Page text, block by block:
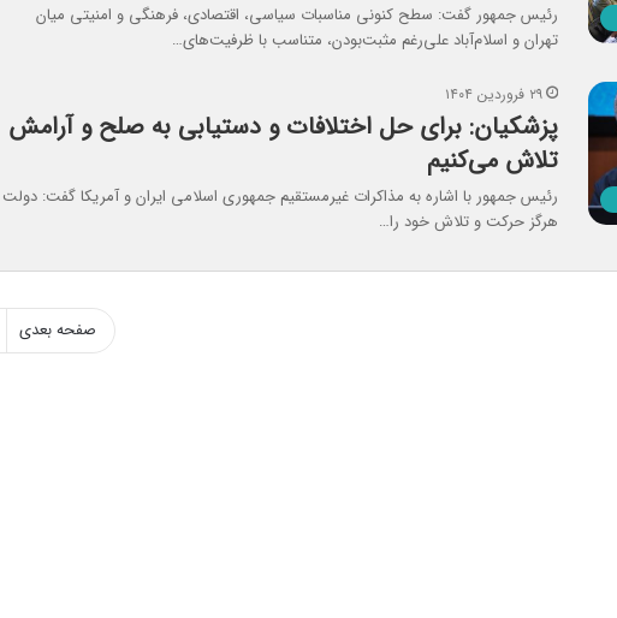
رئیس جمهور گفت: سطح کنونی مناسبات سیاسی، اقتصادی، فرهنگی و امنیتی میان
تهران و اسلام‌آباد علی‌رغم مثبت‌بودن، متناسب با ظرفیت‌های…
۲۹ فروردین ۱۴۰۴
پزشکیان: برای حل اختلافات و دستیابی به صلح و آرامش
تلاش می‌کنیم
رئیس جمهور با اشاره به مذاکرات غیرمستقیم جمهوری اسلامی ایران و آمریکا گفت: دولت
هرگز حرکت و تلاش خود را…
صفحه بعدی